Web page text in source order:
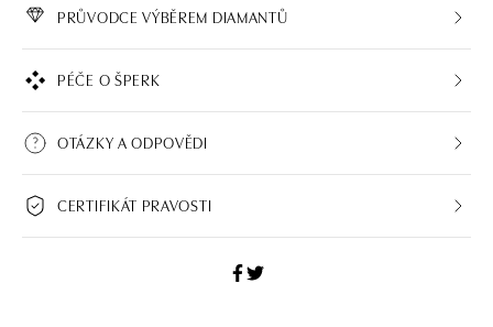
PRŮVODCE VÝBĚREM DIAMANTŮ
PÉČE O ŠPERK
OTÁZKY A ODPOVĚDI
CERTIFIKÁT PRAVOSTI